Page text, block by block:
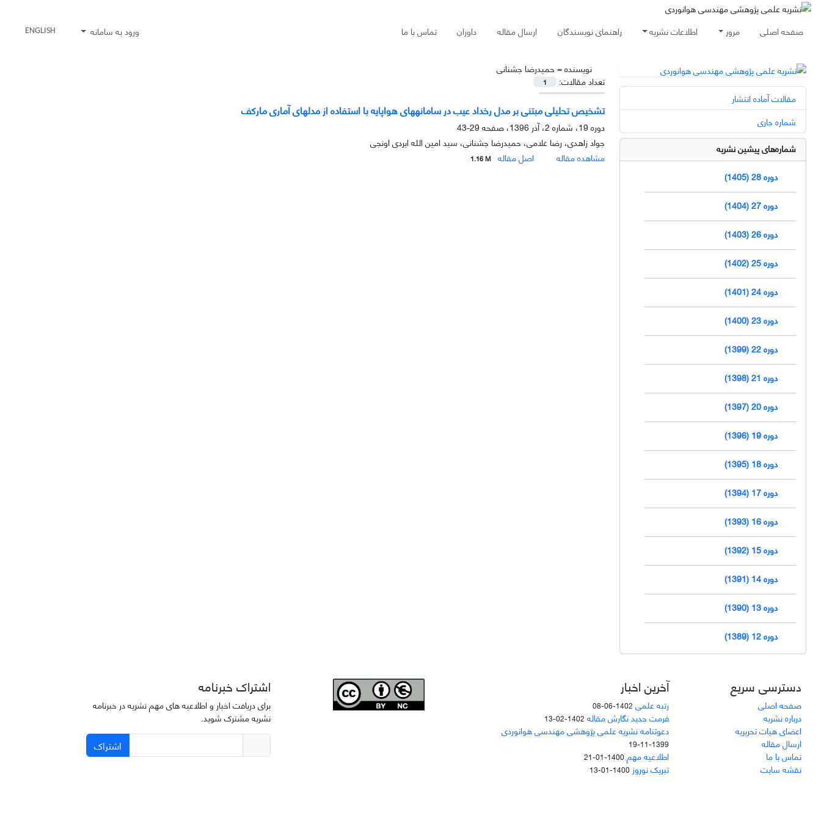
صفحه اصلی مرور اطلاعات نشریه راهنمای نویسندگان ارسال مقاله داوران تماس با ما ورود به سامانه ENGLISH
نویسنده = حمیدرضا جشنانی
تعداد مقالات:
1
تشخیص تحلیلی مبتنی بر مدل رخداد عیب در سامانههای هواپایه با استفاده از مدلهای آماری مارکف
دوره 19، شماره 2، آذر 1396، صفحه
29-43
جواد زاهدی، رضا غلامی، حمیدرضا جشنانی، سید امین الله ایردی اونجی
مشاهده مقاله
اصل مقاله 1.16 M
مقالات آماده انتشار
شماره جاری
شماره‌های پیشین نشریه
دوره 28 (1405)
دوره 27 (1404)
دوره 26 (1403)
دوره 25 (1402)
دوره 24 (1401)
دوره 23 (1400)
دوره 22 (1399)
دوره 21 (1398)
دوره 20 (1397)
دوره 19 (1396)
دوره 18 (1395)
دوره 17 (1394)
دوره 16 (1393)
دوره 15 (1392)
دوره 14 (1391)
دوره 13 (1390)
دوره 12 (1389)
دسترسی سریع
صفحه اصلی
درباره نشریه
اعضای هیات تحریریه
ارسال مقاله
تماس با ما
نقشه سایت
آخرین اخبار
رتبه علمی 1402-06-08
فرمت جدید نگارش مقاله 1402-02-13
دعوتنامه نشریه علمی پژوهشی مهندسی هوانوردی
1399-11-19
اطلاعیه مهم1400-01-21
تبریک نوروز 1400-01-13
اشتراک خبرنامه
برای دریافت اخبار و اطلاعیه های مهم نشریه در خبرنامه
نشریه مشترک شوید.
اشتراک